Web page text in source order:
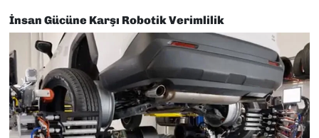
İnsan Gücüne Karşı Robotik Verimlilik